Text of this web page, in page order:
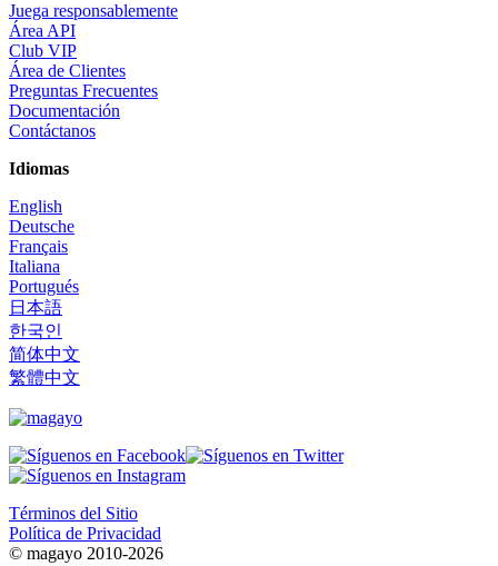
Juega responsablemente
Área API
Club VIP
Área de Clientes
Preguntas Frecuentes
Documentación
Contáctanos
Idiomas
English
Deutsche
Français
Italiana
Portugués
日本語
한국인
简体中文
繁體中文
Términos del Sitio
Política de Privacidad
© magayo 2010-2026